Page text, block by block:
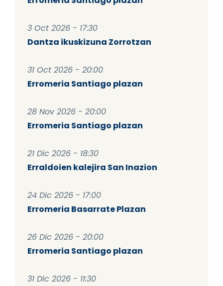
3 Oct 2026 - 17:30
Dantza ikuskizuna Zorrotzan
31 Oct 2026 - 20:00
Erromeria Santiago plazan
28 Nov 2026 - 20:00
Erromeria Santiago plazan
21 Dic 2026 - 18:30
Erraldoien kalejira San Inazion
24 Dic 2026 - 17:00
Erromeria Basarrate Plazan
26 Dic 2026 - 20:00
Erromeria Santiago plazan
31 Dic 2026 - 11:30